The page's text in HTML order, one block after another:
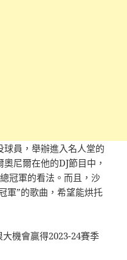
員，舉辦進入名人堂的
尼爾在他的DJ節目中，
冠軍的看法。而且，沙
軍”的歌曲，希望能烘托
機會贏得2023-24賽季